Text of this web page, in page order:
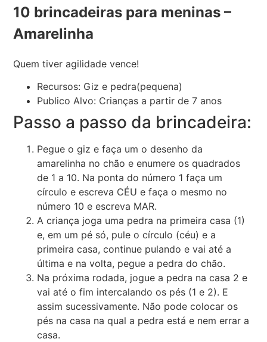
10 brincadeiras para meninas –
Amarelinha
Quem tiver agilidade vence!
Recursos: Giz e pedra(pequena)
Publico Alvo: Crianças a partir de 7 anos
Passo a passo da brincadeira:
Pegue o giz e faça um o desenho da
amarelinha no chão e enumere os quadrados
de 1 a 10. Na ponta do número 1 faça um
círculo e escreva CÉU e faça o mesmo no
número 10 e escreva MAR.
A criança joga uma pedra na primeira casa (1)
e, em um pé só, pule o círculo (céu) e a
primeira casa, continue pulando e vai até a
última e na volta, pegue a pedra do chão.
Na próxima rodada, jogue a pedra na casa 2 e
vai até o fim intercalando os pés (1 e 2). E
assim sucessivamente. Não pode colocar os
pés na casa na qual a pedra está e nem errar a
casa.